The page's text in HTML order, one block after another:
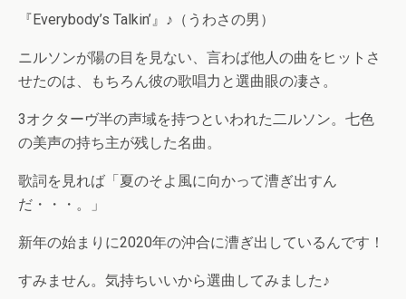
『Everybody’s Talkin’』♪（うわさの男）
ニルソンが陽の目を見ない、言わば他人の曲をヒットさ
せたのは、もちろん彼の歌唱力と選曲眼の凄さ。
3オクターヴ半の声域を持つといわれた二ルソン。七色
の美声の持ち主が残した名曲。
歌詞を見れば「夏のそよ風に向かって漕ぎ出すん
だ・・・。」
新年の始まりに2020年の沖合に漕ぎ出しているんです！
すみません。気持ちいいから選曲してみました♪